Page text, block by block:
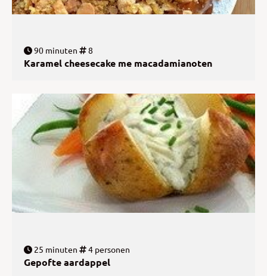
90 minuten 8
Karamel cheesecake me macadamianoten
25 minuten 4 personen
Gepofte aardappel